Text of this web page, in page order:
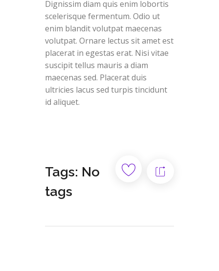
Dignissim diam quis enim lobortis
scelerisque fermentum. Odio ut
enim blandit volutpat maecenas
volutpat. Ornare lectus sit amet est
placerat in egestas erat. Nisi vitae
suscipit tellus mauris a diam
maecenas sed. Placerat duis
ultricies lacus sed turpis tincidunt
id aliquet.
Tags: No
tags